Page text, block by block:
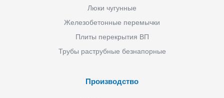
Люки чугунные
Железобетонные перемычки
Плиты перекрытия ВП
Трубы раструбные безнапорные
Производство